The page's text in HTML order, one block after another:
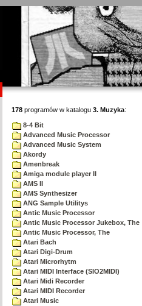
178 programów w katalogu 3. Muzyka:
8-4 Bit
Advanced Music Processor
Advanced Music System
Akordy
Amenbreak
Amiga module player II
AMS II
AMS Synthesizer
ANG Sample Utilitys
Antic Music Processor
Antic Music Processor Jukebox, The
Antic Music Processor, The
Atari Bach
Atari Digi-Drum
Atari Microrhytm
Atari MIDI Interface (SIO2MIDI)
Atari Midi Recorder
Atari MIDI Recorder
Atari Music